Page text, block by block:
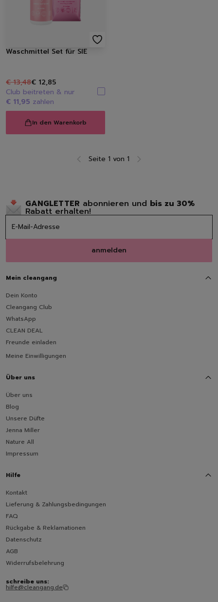
Waschmittel Set für SIE
€ 13,48€ 12,85
Club beitreten & nur
€ 11,95 zahlen
In den Warenkorb
Seite 1 von 1
GANGLETTER abonnieren und bis zu 30%
Rabatt erhalten!
anmelden
Mein cleangang
Dein Konto
Cleangang Club
WhatsApp
CLEAN DEAL
Freunde einladen
Meine Einwilligungen
Über uns
Über uns
Blog
Unsere Düfte
Jenna Miller
Nature All
Impressum
Hilfe
Kontakt
Lieferung & Zahlungsbedingungen
FAQ
Rückgabe & Reklamationen
Datenschutz
AGB
Widerrufsbelehrung
schreibe uns:
hilfe@cleangang.de